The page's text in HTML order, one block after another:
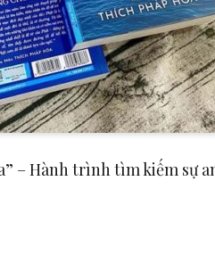
– Hành trình tìm kiếm sự